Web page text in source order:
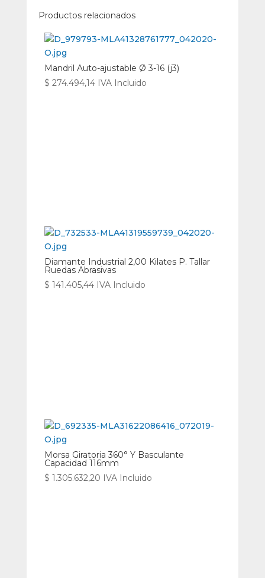
Productos relacionados
Mandril Auto-ajustable Ø 3-16 (j3)
$ 274.494,14 IVA Incluido
Diamante Industrial 2,00 Kilates P. Tallar
Ruedas Abrasivas
$ 141.405,44 IVA Incluido
Morsa Giratoria 360° Y Basculante
Capacidad 116mm
$ 1.305.632,20 IVA Incluido